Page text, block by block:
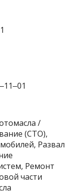
/
(СТО),
Развал
Ремонт
части